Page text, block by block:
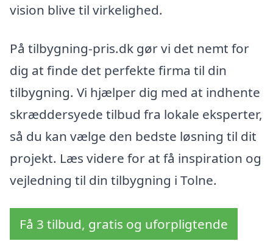
vision blive til virkelighed.
På tilbygning-pris.dk gør vi det nemt for
dig at finde det perfekte firma til din
tilbygning. Vi hjælper dig med at indhente
skræddersyede tilbud fra lokale eksperter,
så du kan vælge den bedste løsning til dit
projekt. Læs videre for at få inspiration og
vejledning til din tilbygning i Tolne.
Få 3 tilbud, gratis og uforpligtende